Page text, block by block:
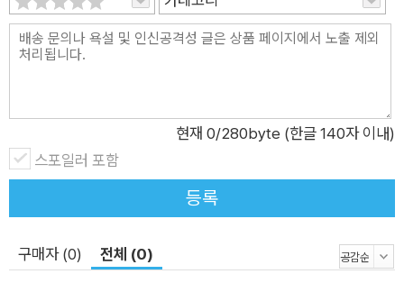
성공이 좌우될 수 있어요. ‘나는 못 해!’라는 생각으로 지레 포기
하면 충분히 할 수 있는 일도 해낼 수 없어요. 할 수 있다는 자신
이 책을 읽으면서 너무 쉽게 포기한 경험이 없는지 되돌아보고,
하고자 하는 일이 있다면 자신감을 갖고 열정적으로 노력하는 마
음가짐과 자세를 가지길 바라요. 《추천 포인트》 • 글을 읽고 인물
의 마음을 짐작해 자신의 생각을 표현할 수 있습니다. • 재미나
현재 0/280byte (한글 140자 이내)
스포일러 포함
등록
구매자 (0) 전체 (0)